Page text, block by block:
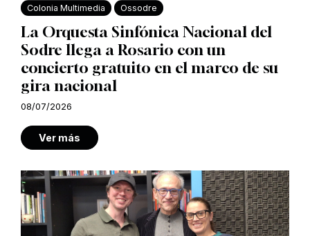
Colonia Multimedia Ossodre
La Orquesta Sinfónica Nacional del
Sodre llega a Rosario con un
concierto gratuito en el marco de su
gira nacional
08/07/2026
Ver más